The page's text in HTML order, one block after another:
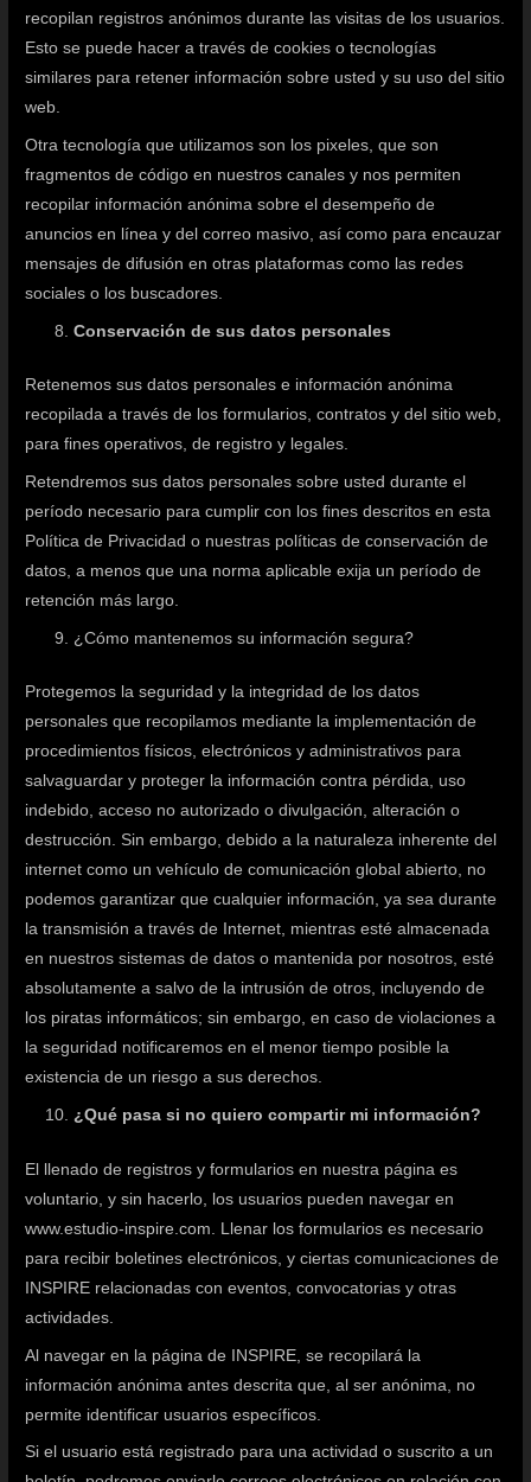
recopilan registros anónimos durante las visitas de los usuarios.
Esto se puede hacer a través de cookies o tecnologías
similares para retener información sobre usted y su uso del sitio
web.
Otra tecnología que utilizamos son los pixeles, que son
fragmentos de código en nuestros canales y nos permiten
recopilar información anónima sobre el desempeño de
anuncios en línea y del correo masivo, así como para encauzar
mensajes de difusión en otras plataformas como las redes
sociales o los buscadores.
Conservación de sus datos personales
Retenemos sus datos personales e información anónima
recopilada a través de los formularios, contratos y del sitio web,
para fines operativos, de registro y legales.
Retendremos sus datos personales sobre usted durante el
período necesario para cumplir con los fines descritos en esta
Política de Privacidad o nuestras políticas de conservación de
datos, a menos que una norma aplicable exija un período de
retención más largo.
¿Cómo mantenemos su información segura?
Protegemos la seguridad y la integridad de los datos
personales que recopilamos mediante la implementación de
procedimientos físicos, electrónicos y administrativos para
salvaguardar y proteger la información contra pérdida, uso
indebido, acceso no autorizado o divulgación, alteración o
destrucción. Sin embargo, debido a la naturaleza inherente del
internet como un vehículo de comunicación global abierto, no
podemos garantizar que cualquier información, ya sea durante
la transmisión a través de Internet, mientras esté almacenada
en nuestros sistemas de datos o mantenida por nosotros, esté
absolutamente a salvo de la intrusión de otros, incluyendo de
los piratas informáticos; sin embargo, en caso de violaciones a
la seguridad notificaremos en el menor tiempo posible la
existencia de un riesgo a sus derechos.
¿Qué pasa si no quiero compartir mi información?
El llenado de registros y formularios en nuestra página es
voluntario, y sin hacerlo, los usuarios pueden navegar en
www.estudio-inspire.com. Llenar los formularios es necesario
para recibir boletines electrónicos, y ciertas comunicaciones de
INSPIRE relacionadas con eventos, convocatorias y otras
actividades.
Al navegar en la página de INSPIRE, se recopilará la
información anónima antes descrita que, al ser anónima, no
permite identificar usuarios específicos.
Si el usuario está registrado para una actividad o suscrito a un